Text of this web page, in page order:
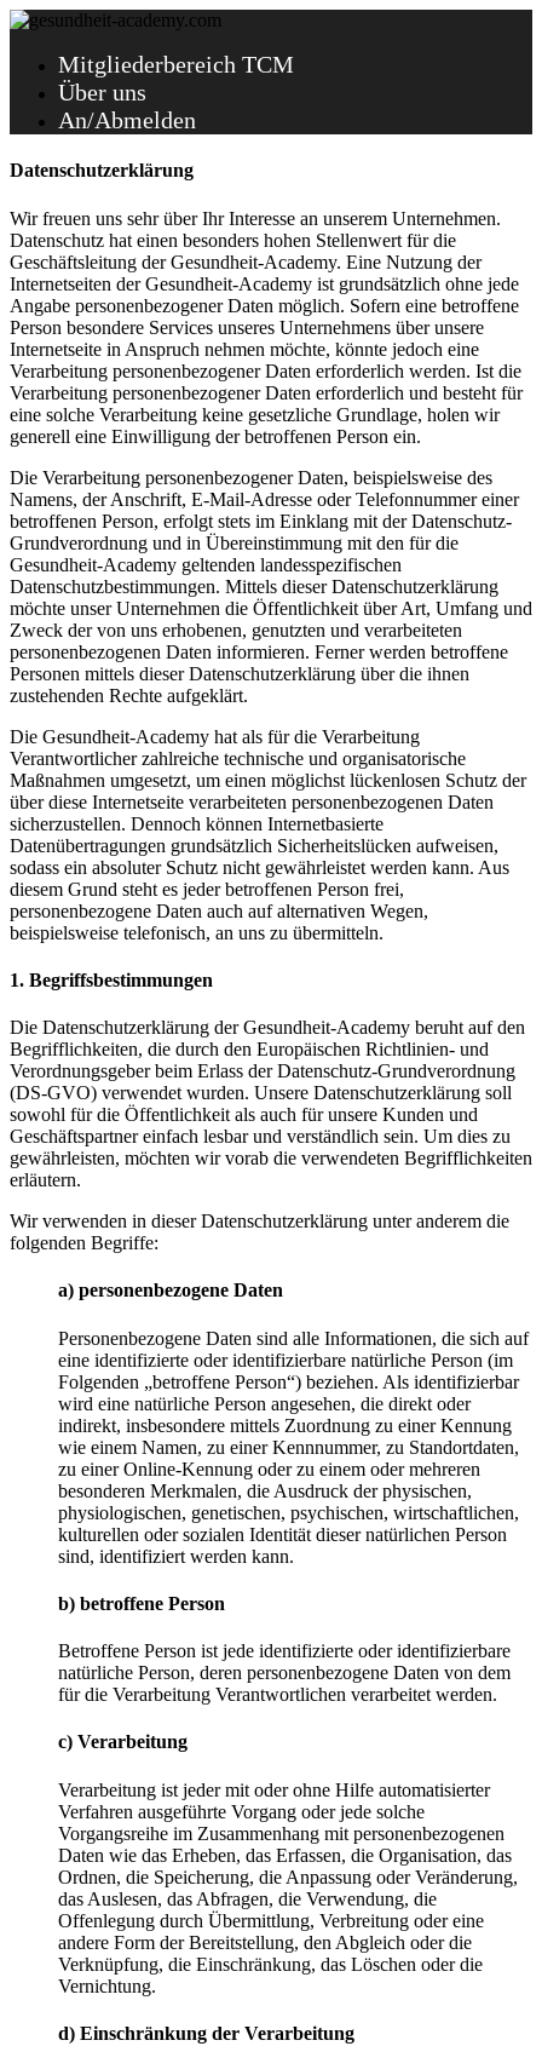
Mitgliederbereich TCM
Über uns
An/Abmelden
Datenschutzerklärung
Wir freuen uns sehr über Ihr Interesse an unserem Unternehmen.
Datenschutz hat einen besonders hohen Stellenwert für die
Geschäftsleitung der Gesundheit-Academy. Eine Nutzung der
Internetseiten der Gesundheit-Academy ist grundsätzlich ohne jede
Angabe personenbezogener Daten möglich. Sofern eine betroffene
Person besondere Services unseres Unternehmens über unsere
Internetseite in Anspruch nehmen möchte, könnte jedoch eine
Verarbeitung personenbezogener Daten erforderlich werden. Ist die
Verarbeitung personenbezogener Daten erforderlich und besteht für
eine solche Verarbeitung keine gesetzliche Grundlage, holen wir
generell eine Einwilligung der betroffenen Person ein.
Die Verarbeitung personenbezogener Daten, beispielsweise des
Namens, der Anschrift, E-Mail-Adresse oder Telefonnummer einer
betroffenen Person, erfolgt stets im Einklang mit der Datenschutz-
Grundverordnung und in Übereinstimmung mit den für die
Gesundheit-Academy geltenden landesspezifischen
Datenschutzbestimmungen. Mittels dieser Datenschutzerklärung
möchte unser Unternehmen die Öffentlichkeit über Art, Umfang und
Zweck der von uns erhobenen, genutzten und verarbeiteten
personenbezogenen Daten informieren. Ferner werden betroffene
Personen mittels dieser Datenschutzerklärung über die ihnen
zustehenden Rechte aufgeklärt.
Die Gesundheit-Academy hat als für die Verarbeitung
Verantwortlicher zahlreiche technische und organisatorische
Maßnahmen umgesetzt, um einen möglichst lückenlosen Schutz der
über diese Internetseite verarbeiteten personenbezogenen Daten
sicherzustellen. Dennoch können Internetbasierte
Datenübertragungen grundsätzlich Sicherheitslücken aufweisen,
sodass ein absoluter Schutz nicht gewährleistet werden kann. Aus
diesem Grund steht es jeder betroffenen Person frei,
personenbezogene Daten auch auf alternativen Wegen,
beispielsweise telefonisch, an uns zu übermitteln.
1. Begriffsbestimmungen
Die Datenschutzerklärung der Gesundheit-Academy beruht auf den
Begrifflichkeiten, die durch den Europäischen Richtlinien- und
Verordnungsgeber beim Erlass der Datenschutz-Grundverordnung
(DS-GVO) verwendet wurden. Unsere Datenschutzerklärung soll
sowohl für die Öffentlichkeit als auch für unsere Kunden und
Geschäftspartner einfach lesbar und verständlich sein. Um dies zu
gewährleisten, möchten wir vorab die verwendeten Begrifflichkeiten
erläutern.
Wir verwenden in dieser Datenschutzerklärung unter anderem die
folgenden Begriffe:
a) personenbezogene Daten
Personenbezogene Daten sind alle Informationen, die sich auf
eine identifizierte oder identifizierbare natürliche Person (im
Folgenden „betroffene Person“) beziehen. Als identifizierbar
wird eine natürliche Person angesehen, die direkt oder
indirekt, insbesondere mittels Zuordnung zu einer Kennung
wie einem Namen, zu einer Kennnummer, zu Standortdaten,
zu einer Online-Kennung oder zu einem oder mehreren
besonderen Merkmalen, die Ausdruck der physischen,
physiologischen, genetischen, psychischen, wirtschaftlichen,
kulturellen oder sozialen Identität dieser natürlichen Person
sind, identifiziert werden kann.
b) betroffene Person
Betroffene Person ist jede identifizierte oder identifizierbare
natürliche Person, deren personenbezogene Daten von dem
für die Verarbeitung Verantwortlichen verarbeitet werden.
c) Verarbeitung
Verarbeitung ist jeder mit oder ohne Hilfe automatisierter
Verfahren ausgeführte Vorgang oder jede solche
Vorgangsreihe im Zusammenhang mit personenbezogenen
Daten wie das Erheben, das Erfassen, die Organisation, das
Ordnen, die Speicherung, die Anpassung oder Veränderung,
das Auslesen, das Abfragen, die Verwendung, die
Offenlegung durch Übermittlung, Verbreitung oder eine
andere Form der Bereitstellung, den Abgleich oder die
Verknüpfung, die Einschränkung, das Löschen oder die
Vernichtung.
d) Einschränkung der Verarbeitung